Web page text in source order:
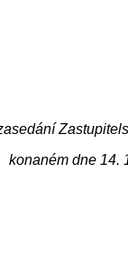
konaném dne 14.